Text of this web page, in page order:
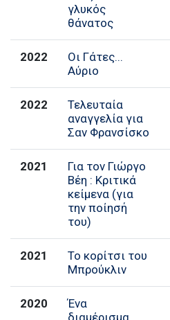
γλυκός
θάνατος
2022
Οι Γάτες...
Αύριο
2022
Τελευταία
αναγγελία για
Σαν Φρανσίσκο
2021
Για τον Γιώργο
Βέη : Κριτικά
κείμενα (για
την ποίησή
του)
2021
Το κορίτσι του
Μπρούκλιν
2020
Ένα